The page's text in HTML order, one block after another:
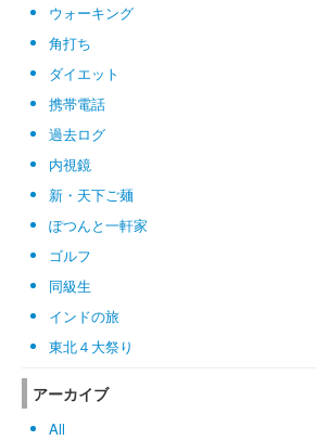
ウォーキング
角打ち
ダイエット
携帯電話
過去ログ
内視鏡
新・天下ご麺
ぽつんと一軒家
ゴルフ
同級生
インドの旅
東北４大祭り
アーカイブ
All